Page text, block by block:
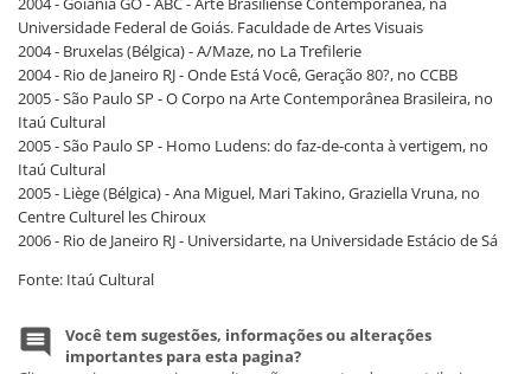
Universidade Federal de Goiás. Faculdade de Artes Visuais
2004 - Bruxelas (Bélgica) - A/Maze, no La Trefilerie
2004 - Rio de Janeiro RJ - Onde Está Você, Geração 80?, no CCBB
2005 - São Paulo SP - O Corpo na Arte Contemporânea Brasileira, no
Itaú Cultural
2005 - São Paulo SP - Homo Ludens: do faz-de-conta à vertigem, no
Itaú Cultural
2005 - Liège (Bélgica) - Ana Miguel, Mari Takino, Graziella Vruna, no
Centre Culturel les Chiroux
2006 - Rio de Janeiro RJ - Universidarte, na Universidade Estácio de Sá
Fonte: Itaú Cultural
Você tem sugestões, informações ou alterações
importantes para esta pagina?